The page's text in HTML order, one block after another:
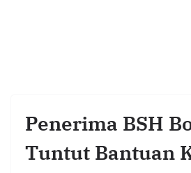
Penerima BSH
Tuntut Bantuan